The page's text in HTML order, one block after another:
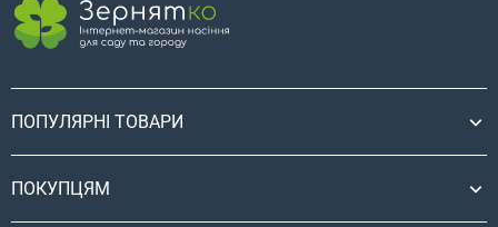
ПОПУЛЯРНІ ТОВАРИ
ПОКУПЦЯМ